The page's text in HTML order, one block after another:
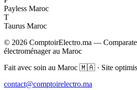
Payless Maroc
T
Taurus Maroc
© 2026 ComptoirElectro.ma —
électroménager au Maroc
Fait avec soin au Maroc 🇲🇦 · Site
contact@comptoirelectro.ma